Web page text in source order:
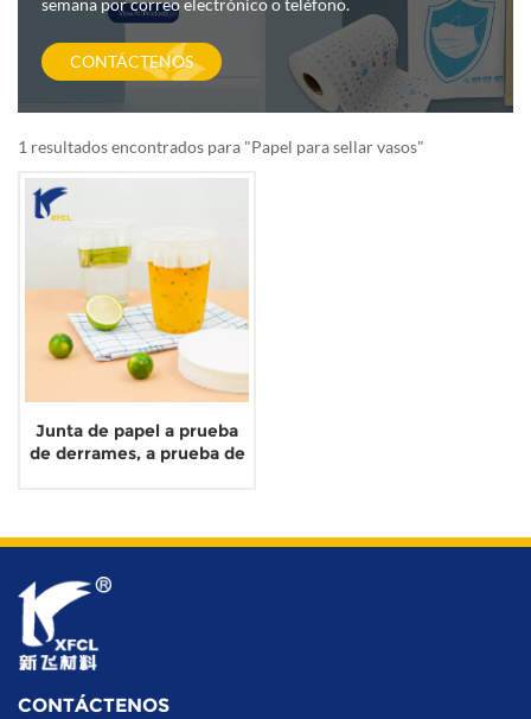
semana por correo electrónico o teléfono.
CONTÁCTENOS
1 resultados encontrados para "Papel para sellar vasos"
Junta de papel a prueba
de derrames, a prueba de
CONTÁCTENOS